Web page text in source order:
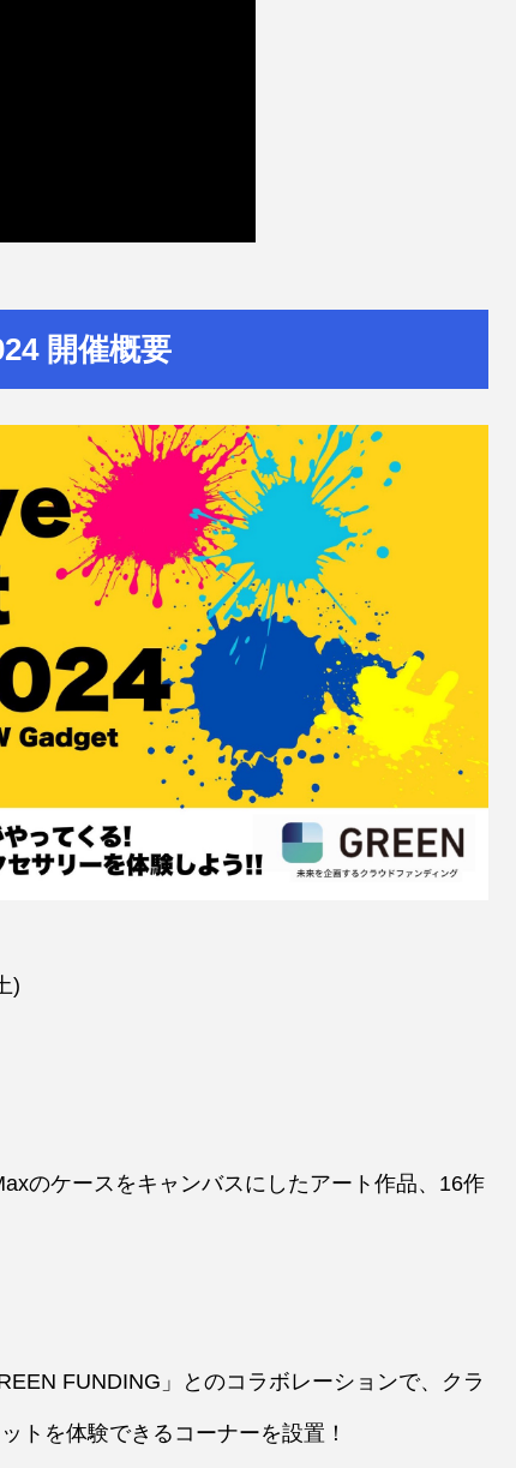
開催概要
)
のケースをキャンバスにしたアート作品、16作
FUNDING」とのコラボレーションで、クラ
トを体験できるコーナーを設置！